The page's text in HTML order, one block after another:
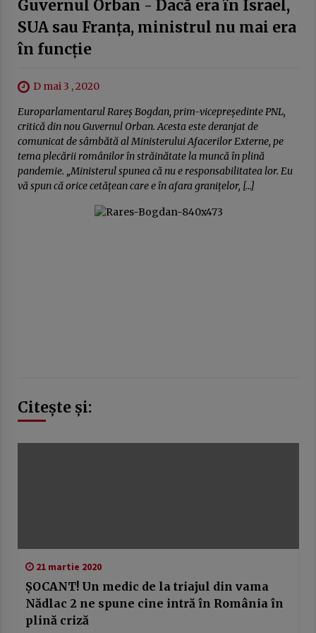
Guvernul Orban - Dacă era în Israel,
SUA sau Franţa, ministrul nu mai era
în funcţie
D mai 3 , 2020
Europarlamentarul Rareş Bogdan, prim-vicepreşedinte PNL,
critică din nou Guvernul Orban. Acesta este deranjat de
comunicat de sâmbătă al Ministerului Afacerilor Externe, pe
tema plecării românilor în străinătate la muncă în plină
pandemie. „Ministerul spunea că nu e responsabilitatea lor. Eu
vă spun că orice cetățean care e în afara granițelor, […]
Citește și:
21 martie 2020
ȘOCANT! Un medic de la triajul din vama
Nădlac 2 ne spune cine intră în România în
plină criză